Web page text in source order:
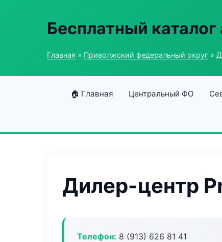
Бесплатный
Главная » Приволжский федеральный округ »
🏠 Главная Центральный ФО
Дилер-центр
Телефон: 8 (913) 626 81 41